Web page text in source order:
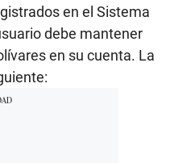
en el Sistema
debe mantener
en su cuenta. La